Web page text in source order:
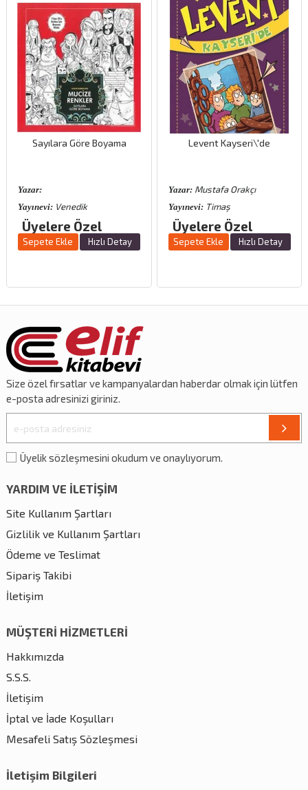
Sayılara Göre Boyama
Yazar:
Yayınevi:Venedik
Üyelere Özel
Sepete Ekle Hızlı Detay
Levent Kayseri\′de
Yazar:Mustafa Orakçı
Yayınevi:Timaş
Üyelere Özel
Sepete Ekle Hızlı Detay
Size özelfırsatlarve kampanyalardan haberdar olmak için lütfen
e-posta adresinizi giriniz.
Üyelik sözleşmesini okudum ve onaylıyorum.
YARDIM VE İLETİŞİM
Site Kullanım Şartları
Gizlilik ve Kullanım Şartları
Ödeme ve Teslimat
Sipariş Takibi
İletişim
MÜŞTERİ HİZMETLERİ
Hakkımızda
S.S.S.
İletişim
İptal ve İade Koşulları
Mesafeli Satış Sözleşmesi
İletişim Bilgileri